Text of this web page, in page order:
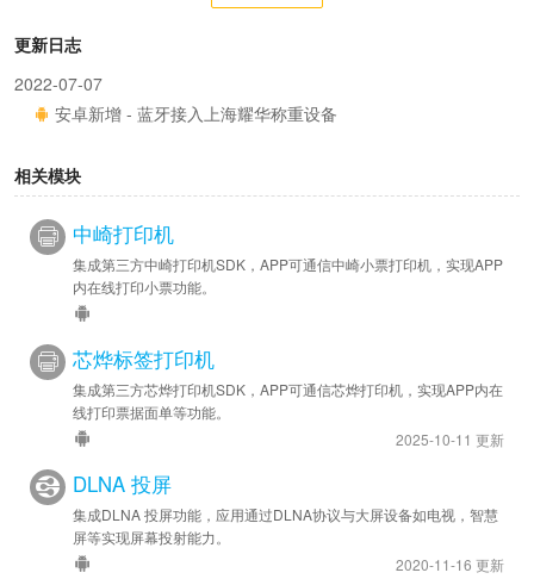
更新日志
2022-07-07
安卓新增 - 蓝牙接入上海耀华称重设备
相关模块
中崎打印机
集成第三方中崎打印机SDK，APP可通信中崎小票打印机，实现APP
内在线打印小票功能。
芯烨标签打印机
集成第三方芯烨打印机SDK，APP可通信芯烨打印机，实现APP内在
线打印票据面单等功能。
2025-10-11 更新
DLNA 投屏
集成DLNA 投屏功能，应用通过DLNA协议与大屏设备如电视，智慧
屏等实现屏幕投射能力。
2020-11-16 更新